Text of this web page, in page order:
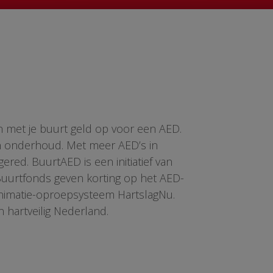
met je buurt geld op voor een AED.
Met meer AED’s in
BuurtAED is een initiatief van
geven korting op het AED-
oproepsysteem HartslagNu.
hartveilig Nederland.